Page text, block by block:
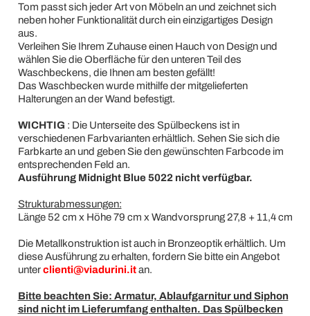
Tom passt sich jeder Art von Möbeln an und zeichnet sich
neben hoher Funktionalität durch ein einzigartiges Design
aus.
Verleihen Sie Ihrem Zuhause einen Hauch von Design und
wählen Sie die Oberfläche für den unteren Teil des
Waschbeckens, die Ihnen am besten gefällt!
Das Waschbecken wurde mithilfe der mitgelieferten
Halterungen an der Wand befestigt.
WICHTIG : Die Unterseite des Spülbeckens ist in
verschiedenen Farbvarianten erhältlich. Sehen Sie sich die
Farbkarte an und geben Sie den gewünschten Farbcode im
entsprechenden Feld an.
Ausführung Midnight Blue 5022 nicht verfügbar.
Strukturabmessungen:
Länge 52 cm x Höhe 79 cm x Wandvorsprung 27,8 + 11,4 cm
Die Metallkonstruktion ist auch in Bronzeoptik erhältlich. Um
diese Ausführung zu erhalten, fordern Sie bitte ein Angebot
unterclienti@viadurini.itan.
Bitte beachten Sie: Armatur, Ablaufgarnitur und Siphon
sind nicht im Lieferumfang enthalten. Das Spülbecken